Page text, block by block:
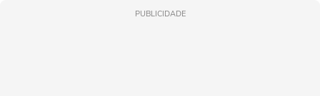
PUBLICIDADE